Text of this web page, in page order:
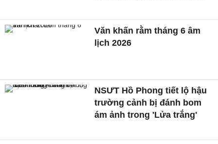
Văn khấn rằm tháng 6 âm
lịch 2026
NSƯT Hồ Phong tiết lộ hậu
trường cảnh bị đánh bom
ám ảnh trong 'Lửa trắng'